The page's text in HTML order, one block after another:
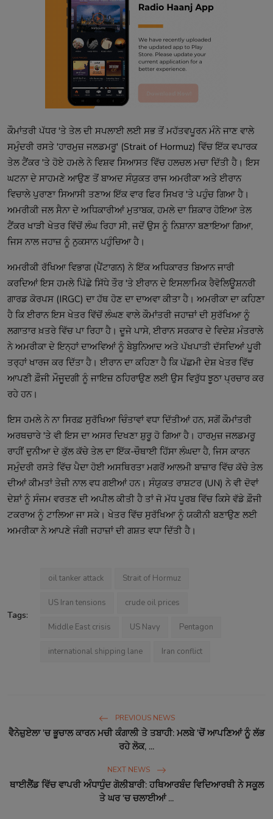
ਕੌਮਾਂਤਰੀ ਪੱਧਰ 'ਤੇ ਤੇਲ ਦੀ ਸਪਲਾਈ ਲਈ ਸਭ ਤੋਂ ਮਹੱਤਵਪੂਰਨ ਮੰਨੇ ਜਾਣ ਵਾਲੇ
ਸਮੁੰਦਰੀ ਰਸਤੇ 'ਹਾਰਮੁਜ਼ ਜਲਡਮਰੂ' (Strait of Hormuz) ਵਿੱਚ ਇੱਕ ਵਪਾਰਕ
ਤੇਲ ਟੈਂਕਰ 'ਤੇ ਹੋਏ ਹਮਲੇ ਨੇ ਵਿਸ਼ਵ ਸਿਆਸਤ ਵਿੱਚ ਹਲਚਲ ਮਚਾ ਦਿੱਤੀ ਹੈ। ਇਸ
ਘਟਨਾ ਦੇ ਸਾਹਮਣੇ ਆਉਣ ਤੋਂ ਬਾਅਦ ਸੰਯੁਕਤ ਰਾਜ ਅਮਰੀਕਾ ਅਤੇ ਈਰਾਨ
ਵਿਚਾਲੇ ਪੁਰਾਣਾ ਸਿਆਸੀ ਤਣਾਅ ਇੱਕ ਵਾਰ ਫਿਰ ਸਿਖਰ 'ਤੇ ਪਹੁੰਚ ਗਿਆ ਹੈ।
ਅਮਰੀਕੀ ਜਲ ਸੈਨਾ ਦੇ ਅਧਿਕਾਰੀਆਂ ਮੁਤਾਬਕ, ਹਮਲੇ ਦਾ ਸ਼ਿਕਾਰ ਹੋਇਆ ਤੇਲ
ਟੈਂਕਰ ਖਾੜੀ ਖੇਤਰ ਵਿੱਚੋਂ ਲੰਘ ਰਿਹਾ ਸੀ, ਜਦੋਂ ਉਸ ਨੂੰ ਨਿਸ਼ਾਨਾ ਬਣਾਇਆ ਗਿਆ,
ਜਿਸ ਨਾਲ ਜਹਾਜ਼ ਨੂੰ ਨੁਕਸਾਨ ਪਹੁੰਚਿਆ ਹੈ।
ਅਮਰੀਕੀ ਰੱਖਿਆ ਵਿਭਾਗ (ਪੈਂਟਾਗਨ) ਨੇ ਇੱਕ ਅਧਿਕਾਰਤ ਬਿਆਨ ਜਾਰੀ
ਕਰਦਿਆਂ ਇਸ ਹਮਲੇ ਪਿੱਛੇ ਸਿੱਧੇ ਤੌਰ 'ਤੇ ਈਰਾਨ ਦੇ ਇਸਲਾਮਿਕ ਰੈਵੋਲਿਊਸ਼ਨਰੀ
ਗਾਰਡ ਕੋਰਪਸ (IRGC) ਦਾ ਹੱਥ ਹੋਣ ਦਾ ਦਾਅਵਾ ਕੀਤਾ ਹੈ। ਅਮਰੀਕਾ ਦਾ ਕਹਿਣਾ
ਹੈ ਕਿ ਈਰਾਨ ਇਸ ਖੇਤਰ ਵਿੱਚੋਂ ਲੰਘਣ ਵਾਲੇ ਕੌਮਾਂਤਰੀ ਜਹਾਜ਼ਾਂ ਦੀ ਸੁਰੱਖਿਆ ਨੂੰ
ਲਗਾਤਾਰ ਖ਼ਤਰੇ ਵਿੱਚ ਪਾ ਰਿਹਾ ਹੈ। ਦੂਜੇ ਪਾਸੇ, ਈਰਾਨ ਸਰਕਾਰ ਦੇ ਵਿਦੇਸ਼ ਮੰਤਰਾਲੇ
ਨੇ ਅਮਰੀਕਾ ਦੇ ਇਨ੍ਹਾਂ ਦਾਅਵਿਆਂ ਨੂੰ ਬੇਬੁਨਿਆਦ ਅਤੇ ਪੱਖਪਾਤੀ ਦੱਸਦਿਆਂ ਪੂਰੀ
ਤਰ੍ਹਾਂ ਖਾਰਜ ਕਰ ਦਿੱਤਾ ਹੈ। ਈਰਾਨ ਦਾ ਕਹਿਣਾ ਹੈ ਕਿ ਪੱਛਮੀ ਦੇਸ਼ ਖੇਤਰ ਵਿੱਚ
ਆਪਣੀ ਫ਼ੌਜੀ ਮੌਜੂਦਗੀ ਨੂੰ ਜਾਇਜ਼ ਠਹਿਰਾਉਣ ਲਈ ਉਸ ਵਿਰੁੱਧ ਝੂਠਾ ਪ੍ਰਚਾਰ ਕਰ
ਰਹੇ ਹਨ।
ਇਸ ਹਮਲੇ ਨੇ ਨਾ ਸਿਰਫ਼ ਸੁਰੱਖਿਆ ਚਿੰਤਾਵਾਂ ਵਧਾ ਦਿੱਤੀਆਂ ਹਨ, ਸਗੋਂ ਕੌਮਾਂਤਰੀ
ਅਰਥਚਾਰੇ 'ਤੇ ਵੀ ਇਸ ਦਾ ਅਸਰ ਦਿਖਣਾ ਸ਼ੁਰੂ ਹੋ ਗਿਆ ਹੈ। ਹਾਰਮੁਜ਼ ਜਲਡਮਰੂ
ਰਾਹੀਂ ਦੁਨੀਆ ਦੇ ਕੁੱਲ ਕੱਚੇ ਤੇਲ ਦਾ ਇੱਕ-ਚੌਥਾਈ ਹਿੱਸਾ ਲੰਘਦਾ ਹੈ, ਜਿਸ ਕਾਰਨ
ਸਮੁੰਦਰੀ ਰਸਤੇ ਵਿੱਚ ਪੈਦਾ ਹੋਈ ਅਸਥਿਰਤਾ ਮਗਰੋਂ ਆਲਮੀ ਬਾਜ਼ਾਰ ਵਿੱਚ ਕੱਚੇ ਤੇਲ
ਦੀਆਂ ਕੀਮਤਾਂ ਤੇਜ਼ੀ ਨਾਲ ਵਧ ਗਈਆਂ ਹਨ। ਸੰਯੁਕਤ ਰਾਸ਼ਟਰ (UN) ਨੇ ਵੀ ਦੋਵਾਂ
ਦੇਸ਼ਾਂ ਨੂੰ ਸੰਜਮ ਵਰਤਣ ਦੀ ਅਪੀਲ ਕੀਤੀ ਹੈ ਤਾਂ ਜੋ ਮੱਧ ਪੂਰਬ ਵਿੱਚ ਕਿਸੇ ਵੱਡੇ ਫ਼ੌਜੀ
ਟਕਰਾਅ ਨੂੰ ਟਾਲਿਆ ਜਾ ਸਕੇ। ਖੇਤਰ ਵਿੱਚ ਸੁਰੱਖਿਆ ਨੂੰ ਯਕੀਨੀ ਬਣਾਉਣ ਲਈ
ਅਮਰੀਕਾ ਨੇ ਆਪਣੇ ਜੰਗੀ ਜਹਾਜ਼ਾਂ ਦੀ ਗਸ਼ਤ ਵਧਾ ਦਿੱਤੀ ਹੈ।
Tags:
oil tanker attack Strait of Hormuz
US Iran tensions crude oil prices
Middle East crisis US Navy Pentagon
international shipping lane Iran conflict
PREVIOUS NEWS
ਵੈਨੇਜ਼ੁਏਲਾ 'ਚ ਭੂਚਾਲ ਕਾਰਨ ਮਚੀ ਕੰਗਾਲੀ ਤੇ ਤਬਾਹੀ: ਮਲਬੇ 'ਚੋਂ ਆਪਣਿਆਂ ਨੂੰ ਲੱਭ
ਰਹੇ ਲੋਕ, ...
NEXT NEWS
ਥਾਈਲੈਂਡ ਵਿੱਚ ਵਾਪਰੀ ਅੰਧਾਧੁੰਦ ਗੋਲੀਬਾਰੀ: ਹਥਿਆਰਬੰਦ ਵਿਦਿਆਰਥੀ ਨੇ ਸਕੂਲ
ਤੇ ਘਰ 'ਚ ਚਲਾਈਆਂ ...